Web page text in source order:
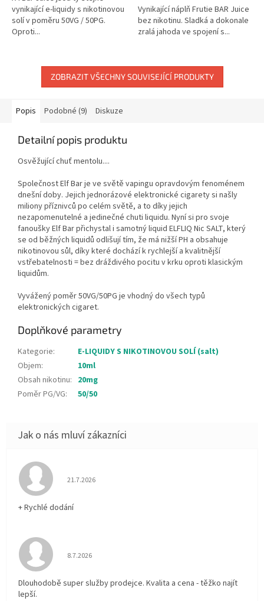
vynikající e-liquidy s nikotinovou
solí v poměru 50VG / 50PG.
Oproti...
Vynikající náplň Frutie BAR Juice
bez nikotinu. Sladká a dokonale
zralá jahoda ve spojení s...
ZOBRAZIT VŠECHNY SOUVISEJÍCÍ PRODUKTY
Popis Podobné (9) Diskuze
Detailní popis produktu
Osvěžující chuť mentolu....
Společnost Elf Bar je ve světě vapingu opravdovým fenoménem
dnešní doby. Jejich jednorázové elektronické cigarety si našly
miliony příznivců po celém světě, a to díky jejich
nezapomenutelné a jedinečné chuti liquidu. Nyní si pro svoje
fanoušky Elf Bar přichystal i samotný liquid ELFLIQ Nic SALT, který
se od běžných liquidů odlišují tím, že má nižší PH a obsahuje
nikotinovou sůl, díky které dochází k rychlejší a kvalitnější
vstřebatelnosti = bez dráždivého pocitu v krku oproti klasickým
liquidům.
Vyvážený poměr 50VG/50PG je vhodný do všech typů
elektronických cigaret.
Doplňkové parametry
Kategorie:
E-LIQUIDY S NIKOTINOVOU SOLÍ (salt)
Objem:
10ml
Obsah nikotinu: 20mg
Poměr PG/VG: 50/50
Hodnocení obchodu je 5 z 5 hvězdiček.
21.7.2026
+ Rychlé dodání
Hodnocení obchodu je 5 z 5 hvězdiček.
8.7.2026
Dlouhodobě super služby prodejce. Kvalita a cena - těžko najít
lepší.